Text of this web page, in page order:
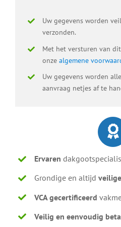
Uw gegevens worden
verzonden.
Met het versturen van
onze algemene
Uw gegevens worden
aanvraag netjes af te
Ervaren
Grondige en altijd
VCA gecertificeerd
Veilig en eenvoudig